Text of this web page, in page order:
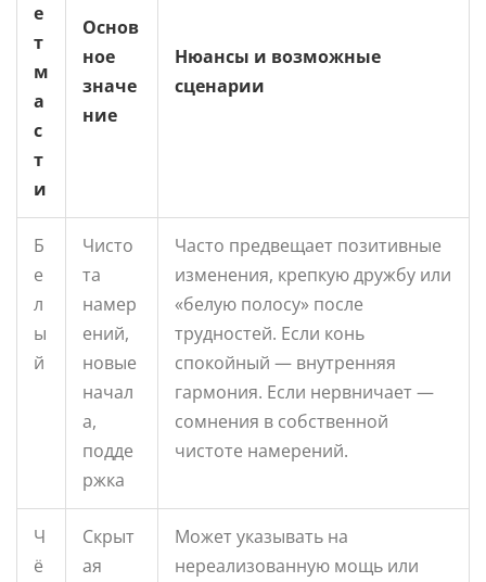
е
т
м
а
с
т
и
Основ
ное
значе
ние
Нюансы и возможные
сценарии
Б
е
л
ы
й
Чисто
та
намер
ений,
новые
начал
а,
подде
ржка
Часто предвещает позитивные
изменения, крепкую дружбу или
«белую полосу» после
трудностей. Если конь
спокойный — внутренняя
гармония. Если нервничает —
сомнения в собственной
чистоте намерений.
Ч
ё
Скрыт
ая
Может указывать на
нереализованную мощь или